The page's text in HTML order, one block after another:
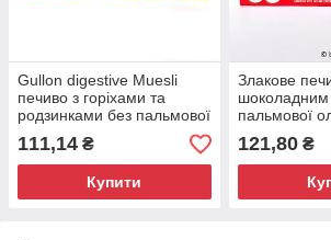
Gullon digestive Muesli
печиво з горіхами та
родзинками без пальмової
олії 365 г Іспанія
111,14 ₴
Купити
Злакове
пальмової
di Cereale
220г Іспанія
121,80₴